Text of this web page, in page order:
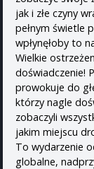
jak i złe czyny
pełnym świetle
wpłynęłoby to
Wielkie
doświadczenie!
prowokuje do
którzy nagle
zobaczyli
jakim miejscu
To wydarzenie
globalne,